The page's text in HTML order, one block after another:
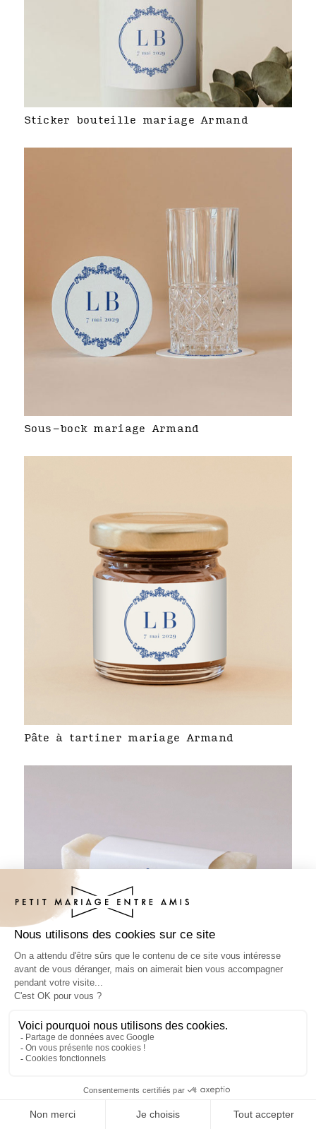
Sticker bouteille mariage Armand
Sous-bock mariage Armand
Pâte à tartiner mariage Armand
Habillage savon mariage Armand